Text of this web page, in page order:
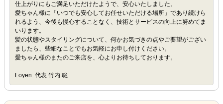
仕上がりにもご満足いただけたようで、安心いたしました。
愛ちゃん様に「いつでも安心してお任せいただける場所」であり続けら
れるよう、今後も慢心することなく、技術とサービスの向上に努めてま
いります。
髪の状態やスタイリングについて、何かお気づきの点やご要望がござい
ましたら、些細なことでもお気軽にお申し付けください。
愛ちゃん様のまたのご来店を、心よりお待ちしております。
Loyen. 代表 竹内 聡